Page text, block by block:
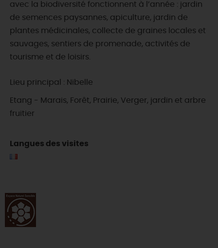
avec la biodiversité fonctionnent à l’année : jardin
de semences paysannes, apiculture, jardin de
plantes médicinales, collecte de graines locales et
sauvages, sentiers de promenade, activités de
tourisme et de loisirs.
Lieu principal : Nibelle
Etang - Marais, Forêt, Prairie, Verger, jardin et arbre
fruitier
Langues des visites